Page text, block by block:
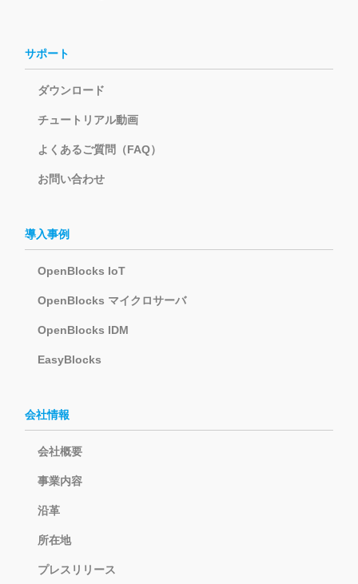
サポート
ダウンロード
チュートリアル動画
よくあるご質問（FAQ）
お問い合わせ
導入事例
OpenBlocks IoT
OpenBlocks マイクロサーバ
OpenBlocks IDM
EasyBlocks
会社情報
会社概要
事業内容
沿革
所在地
プレスリリース